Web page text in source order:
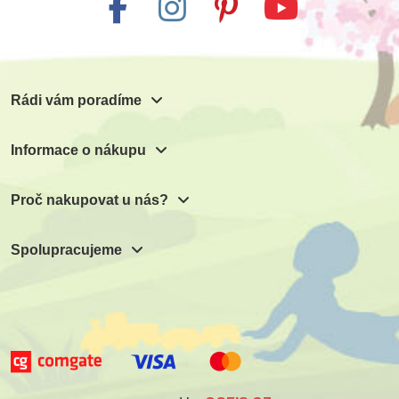
Rádi vám poradíme
Informace o nákupu
Proč nakupovat u nás?
Spolupracujeme